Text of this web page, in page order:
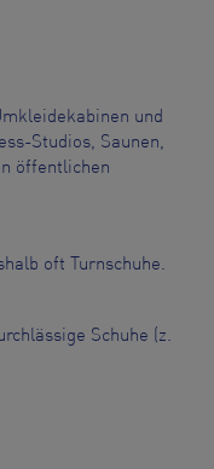
und
Studios, Saunen,
öffentlichen
oft Turnschuhe.
Schuhe (z.